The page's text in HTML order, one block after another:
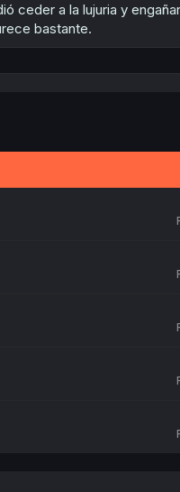
No hay ningún matiz. Todo
que hubiera cuando
un problema solo por el
ceder a la lujuria y
bastante.